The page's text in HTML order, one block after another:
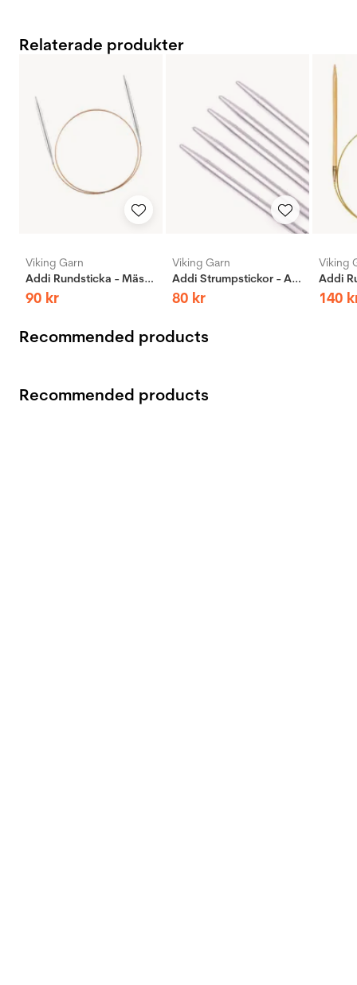
Relaterade produkter
Viking Garn
Addi Rundsticka - Mässing
90 kr
Viking Garn
Addi Strumpstickor - Aluminium
80 kr
Viking
140
Recommended products
Recommended products